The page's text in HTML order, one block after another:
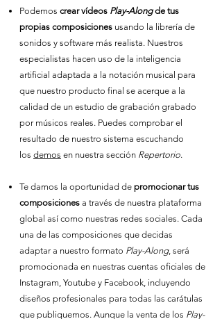
Podemos crear vídeos Play-Alongde tus
propias composiciones usando la librería de
sonidos y software más realista. Nuestros
especialistas hacen uso de la inteligencia
artificial adaptada a la notación musical para
que nuestro producto final se acerque a la
calidad de un estudio de grabación grabado
por músicos reales. Puedes comprobar el
resultado de nuestro sistema escuchando
los demos en nuestra sección Repertorio.
Te damos la oportunidad de promocionar tus
composiciones a través de nuestra plataforma
global así como nuestras redes sociales. Cada
una de las composiciones que decidas
adaptar a nuestro formato Play-Along, será
promocionada en nuestras cuentas oficiales de
Instagram, Youtube y Facebook, incluyendo
diseños profesionales para todas las carátulas
que publiquemos. Aunque la venta de los Play-